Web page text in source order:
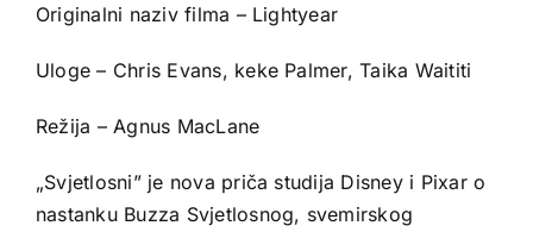
Originalni naziv filma – Lightyear
Uloge – Chris Evans, keke Palmer, Taika Waititi
Režija – Agnus MacLane
„Svjetlosni” je nova priča studija Disney i Pixar o
nastanku Buzza Svjetlosnog, svemirskog